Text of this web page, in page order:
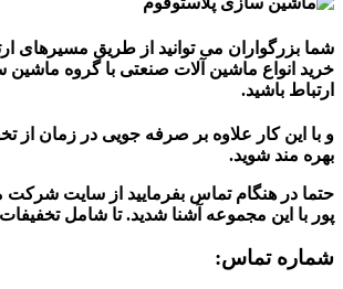
شما بزرگواران می توانید از طریق مسیرهای
خرید انواع ماشین آلات صنعتی با گروه ماشین
ارتباط باشید.
و با این کار علاوه بر صرفه جویی در زمان از
بهره مند شوید.
حتما در هنگام تماس بفرمایید از سایت
پور با این مجموعه آشنا شدید. تا شامل
شماره تماس: